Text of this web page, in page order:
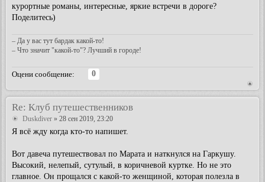
курортные романы, интересные, яркие встречи в дороге?
Поделитесь)
– Да у вас тут бардак какой-то!
– Что значит "какой-то"? Лучший в городе!
Оцени сообщение:
0
Re: Клуб путешественников
Duskdiver » 28 сен 2019, 23:20
Я всё жду когда кто-то напишет.
Вот давеча путешествовал по Марата и наткнулся на Гаркушу.
Высокий, нелепый, сутулый, в коричневой куртке. Но не это
главное. Он прощался с какой-то женщиной, которая полезла в